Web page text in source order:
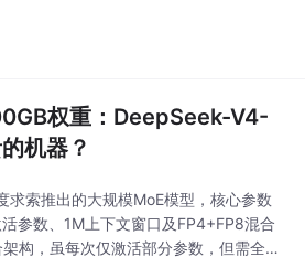
权重：DeepSeek-V4-
机器？
索推出的大规模MoE模型，核心参数
参数、1M上下文窗口及FP4+FP8混合
构，虽每次仅激活部分参数，但需全量